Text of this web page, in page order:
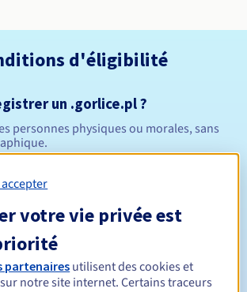
d'éligibilité
un .gorlice.pl ?
personnes physiques ou morales, sans
de gestion et notifications
Entre 1 et 10 ans
Entre 1 et 10 ans
votre vie privée est
partenaires utilisent des cookies et
notre site internet. Certains traceurs